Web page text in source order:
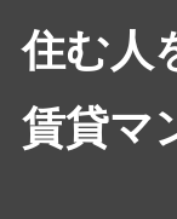
住む人
賃貸マ